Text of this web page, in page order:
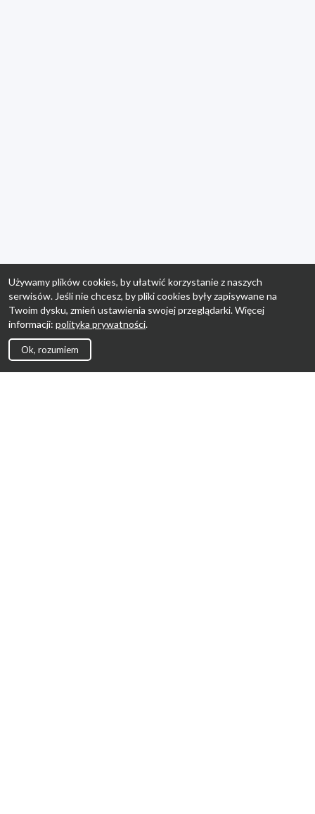
Używamy plików cookies, by ułatwić korzystanie z naszych
serwisów. Jeśli nie chcesz, by pliki cookies były zapisywane na
Twoim dysku, zmień ustawienia swojej przeglądarki. Więcej
informacji: polityka prywatności.
Ok, rozumiem